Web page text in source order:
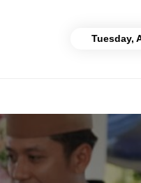
Tuesday,